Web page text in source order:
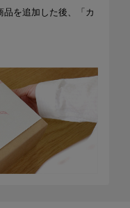
を追加した後、「カ